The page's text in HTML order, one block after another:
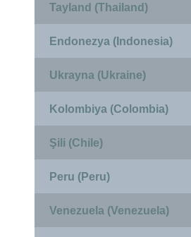
Tayland (Thailand)
Endonezya (Indonesia)
Ukrayna (Ukraine)
Kolombiya (Colombia)
Şili (Chile)
Peru (Peru)
Venezuela (Venezuela)